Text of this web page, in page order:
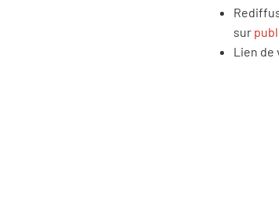
sur
Lien de